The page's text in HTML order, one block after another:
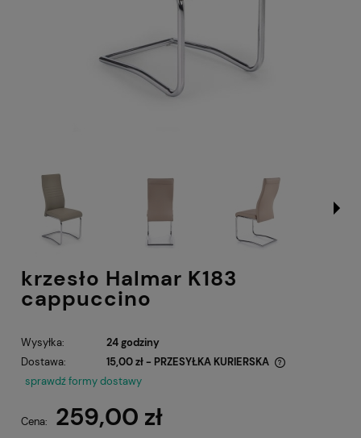
krzesło Halmar K183
cappuccino
Wysyłka:
24 godziny
Dostawa:
15,00 zł - PRZESYŁKA KURIERSKA
Cena nie zawiera ewentualnych kosztów płatności
sprawdź formy dostawy
Cena: 259,00 zł